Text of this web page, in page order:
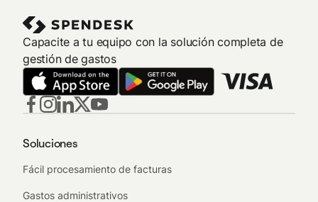
Capacite a tu equipo con la solución completa de
gestión de gastos
Soluciones
Fácil procesamiento de facturas
Gastos administrativos